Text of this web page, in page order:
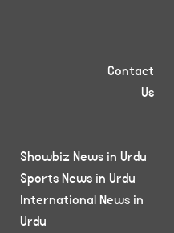
Contact
Us
Showbiz News in Urdu
Sports News in Urdu
International News in
Urdu